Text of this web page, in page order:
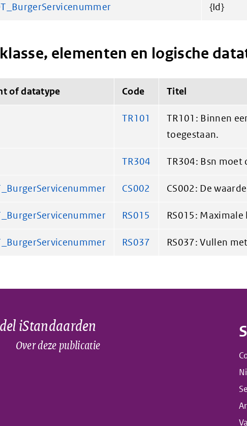
{Id}
elementen en logische
of datatype Code Titel
TR101
TR101: Binnen
toegestaan.
TR304 TR304: Bsn moet
CS002 CS002: De
RS015 RS015:
RS037 RS037: Vullen
iStandaarden
Over deze publicatie